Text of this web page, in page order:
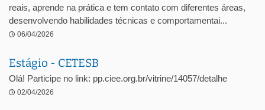
reais, aprende na prática e tem contato com diferentes áreas,
desenvolvendo habilidades técnicas e comportamentai...
06/04/2026
Estágio - CETESB
Olá! Participe no link: pp.ciee.org.br/vitrine/14057/detalhe
02/04/2026